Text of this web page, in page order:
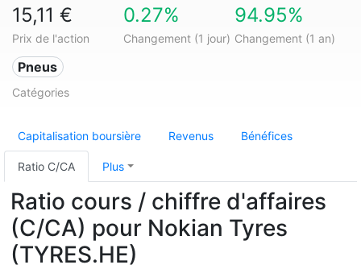
15,11 €
Prix de l'action
0.27%
Changement (1 jour)
94.95%
Changement (1 an)
Pneus
Catégories
Capitalisation boursière Revenus Bénéfices
Ratio C/CA Plus
Ratio cours / chiffre d'affaires
(C/CA) pour Nokian Tyres
(TYRES.HE)